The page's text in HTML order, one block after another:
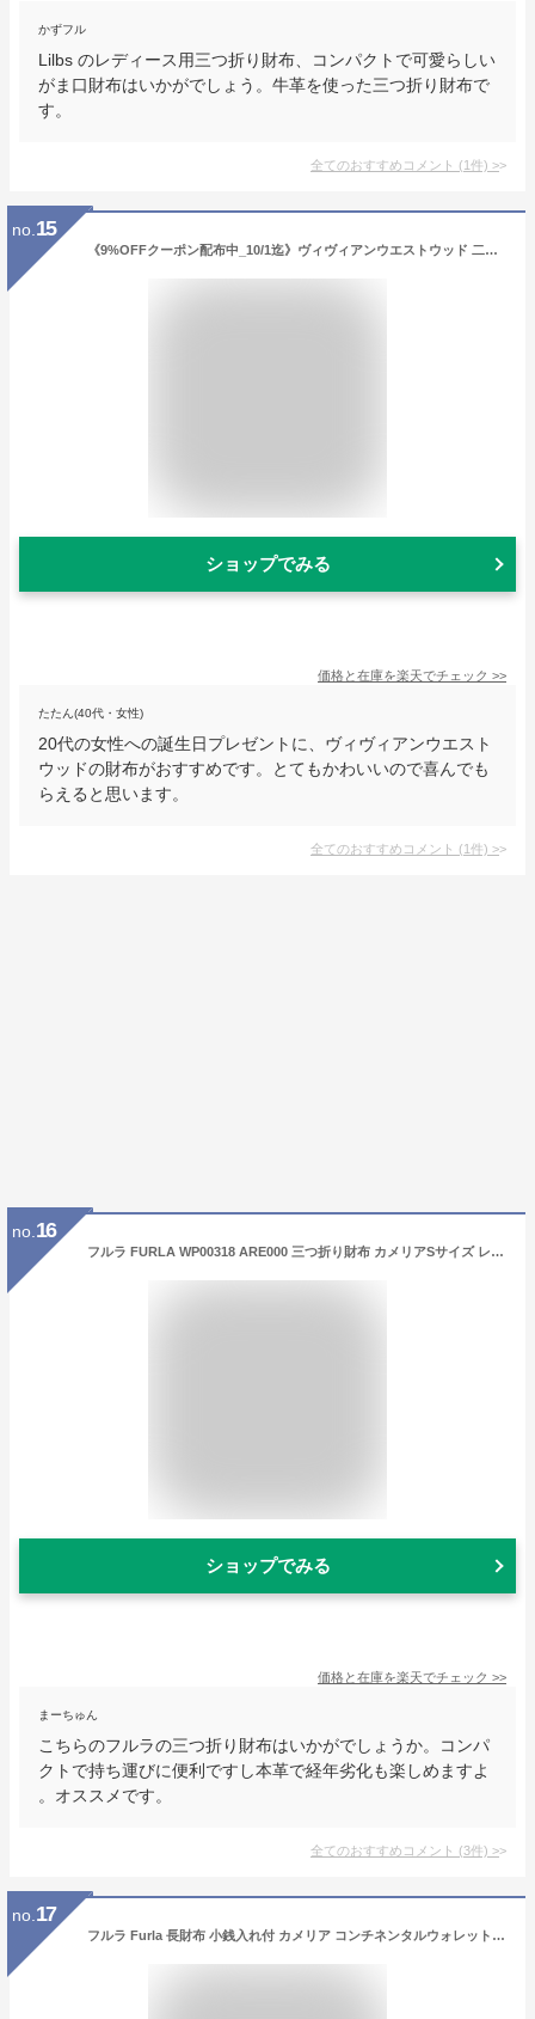
かずフル
Lilbs のレディース用三つ折り財布、コンパクトで可愛らしい
がま口財布はいかがでしょう。牛革を使った三つ折り財布で
す。
全てのおすすめコメント (1件) >
no. 15
《9%OFFクーポン配布中_10/1迄》ヴィヴィアンウエストウッド 二つ折り財布 Vivienne Westwood メンズ レディース サフィアーノレザー ブラック 51150005 VICTORIA N403 | ブランド
ショップでみる
価格と在庫を楽天でチェック >>
たたん(40代・女性)
20代の女性への誕生日プレゼントに、ヴィヴィアンウエスト
ウッドの財布がおすすめです。とてもかわいいので喜んでも
らえると思います。
全てのおすすめコメント (1件) >
no. 16
フルラ FURLA WP00318 ARE000 三つ折り財布 カメリアSサイズ レディース 財布 ミニ財布 レザー 本革 小銭入れ シンプル コンパクトウォレット 折りたたみ キレカジ ギフト CAMELIA S COMPACT WALLET TRIFOLD プレゼント お祝い 記念 全6色
ショップでみる
価格と在庫を楽天でチェック >>
まーちゅん
こちらのフルラの三つ折り財布はいかがでしょうか。コンパ
クトで持ち運びに便利ですし本革で経年劣化も楽しめますよ
。オススメです。
全てのおすすめコメント (3件) >
no. 17
フルラ Furla 長財布 小銭入れ付 カメリア コンチネンタルウォレット WP00317 ARE CAMELIA CONTINENTAL WALLET ギフト・のし可